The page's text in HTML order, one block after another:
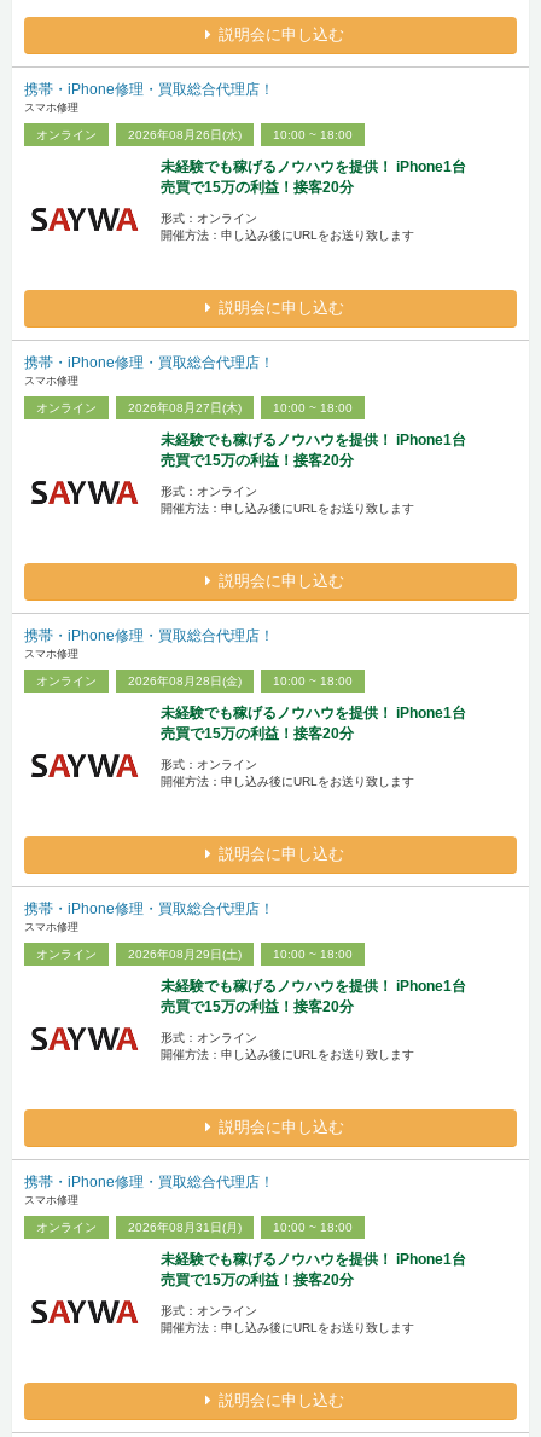
説明会に申し込む
携帯・iPhone修理・買取総合代理店！
スマホ修理
オンライン 2026年08月26日(水) 10:00 ~ 18:00
未経験でも稼げるノウハウを提供！ iPhone1台
売買で15万の利益！接客20分
形式：オンライン
開催方法：申し込み後にURLをお送り致します
説明会に申し込む
携帯・iPhone修理・買取総合代理店！
スマホ修理
オンライン 2026年08月27日(木) 10:00 ~ 18:00
未経験でも稼げるノウハウを提供！ iPhone1台
売買で15万の利益！接客20分
形式：オンライン
開催方法：申し込み後にURLをお送り致します
説明会に申し込む
携帯・iPhone修理・買取総合代理店！
スマホ修理
オンライン 2026年08月28日(金) 10:00 ~ 18:00
未経験でも稼げるノウハウを提供！ iPhone1台
売買で15万の利益！接客20分
形式：オンライン
開催方法：申し込み後にURLをお送り致します
説明会に申し込む
携帯・iPhone修理・買取総合代理店！
スマホ修理
オンライン 2026年08月29日(土) 10:00 ~ 18:00
未経験でも稼げるノウハウを提供！ iPhone1台
売買で15万の利益！接客20分
形式：オンライン
開催方法：申し込み後にURLをお送り致します
説明会に申し込む
携帯・iPhone修理・買取総合代理店！
スマホ修理
オンライン 2026年08月31日(月) 10:00 ~ 18:00
未経験でも稼げるノウハウを提供！ iPhone1台
売買で15万の利益！接客20分
形式：オンライン
開催方法：申し込み後にURLをお送り致します
説明会に申し込む